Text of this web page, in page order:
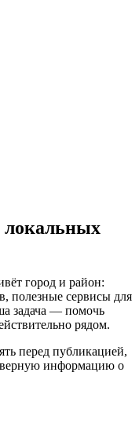
город и район:
полезные сервисы для
задача — помочь
рядом.
перед публикацией,
информацию о